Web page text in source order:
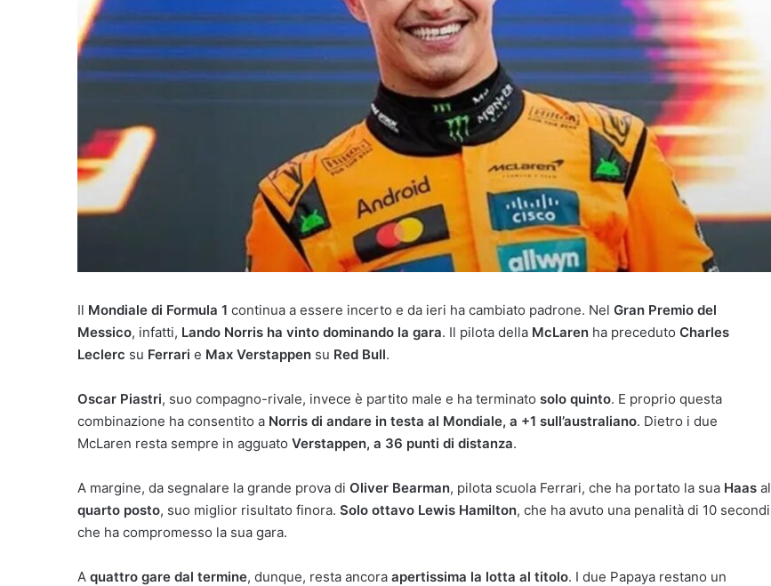
Il Mondiale di Formula 1 continua a essere incerto e da ieri ha cambiato padrone. Nel Gran Premio del
Messico, infatti, Lando Norris ha vinto dominando la gara. Il pilota della McLaren ha preceduto Charles
Leclerc su Ferrari e Max Verstappen su Red Bull.
Oscar Piastri, suo compagno-rivale, invece è partito male e ha terminato solo quinto. E proprio questa
combinazione ha consentito a Norris di andare in testa al Mondiale, a +1 sull’australiano. Dietro i due
McLaren resta sempre in agguato Verstappen, a 36 punti di distanza.
A margine, da segnalare la grande prova di Oliver Bearman, pilota scuola Ferrari, che ha portato la sua Haas al
quarto posto, suo miglior risultato finora. Solo ottavo Lewis Hamilton, che ha avuto una penalità di 10 secondi
che ha compromesso la sua gara.
A quattro gare dal termine, dunque, resta ancora apertissima la lotta al titolo. I due Papaya restano un